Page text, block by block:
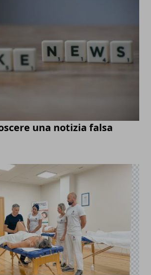
una notizia falsa